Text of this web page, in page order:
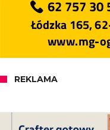
REKLAMA